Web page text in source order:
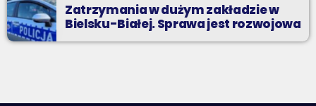
Zatrzymania w dużym zakładzie w
Bielsku-Białej. Sprawa jest rozwojowa